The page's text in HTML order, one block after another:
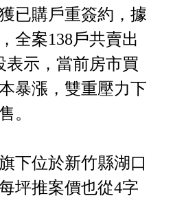
已購戶重簽約，據
全案138戶共賣出
表示，當前房市買
暴漲，雙重壓力下
。
下位於新竹縣湖口
坪推案價也從4字